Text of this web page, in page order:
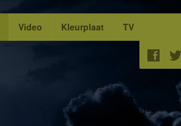
Video Kleurplaat TV